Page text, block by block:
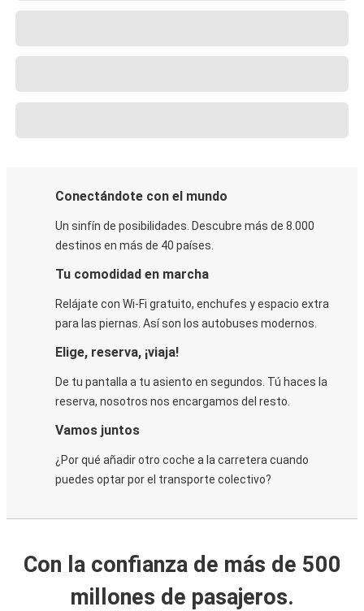
Conectándote con el mundo
Un sinfín de posibilidades. Descubre más de 8.000
destinos en más de 40 países.
Tu comodidad en marcha
Relájate con Wi-Fi gratuito, enchufes y espacio extra
para las piernas. Así son los autobuses modernos.
Elige, reserva, ¡viaja!
De tu pantalla a tu asiento en segundos. Tú haces la
reserva, nosotros nos encargamos del resto.
Vamos juntos
¿Por qué añadir otro coche a la carretera cuando
puedes optar por el transporte colectivo?
Con la confianza de más de 500
millones de pasajeros.